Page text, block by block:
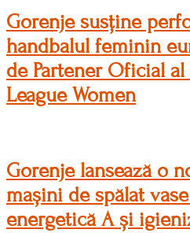
Gorenje susține
handbalul feminin
de Partener Oficial
League Women
Gorenje lansează o
mașini de spălat
energetică A și